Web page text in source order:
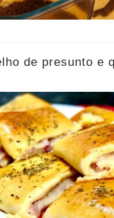
de presunto e